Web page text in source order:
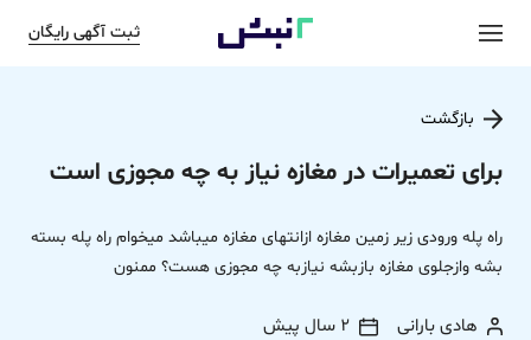
ثبت آگهی رایگان
بازگشت
برای تعمیرات در مغازه نیاز به چه مجوزی است
راه پله ورودی زير زمین مغازه ازانتهای مغازه میباشد میخوام راه پله بسته
بشه وازجلوی مغازه بازبشه نیازبه چه مجوزی هست؟ ممنون
هادی بارانی 2 سال پیش